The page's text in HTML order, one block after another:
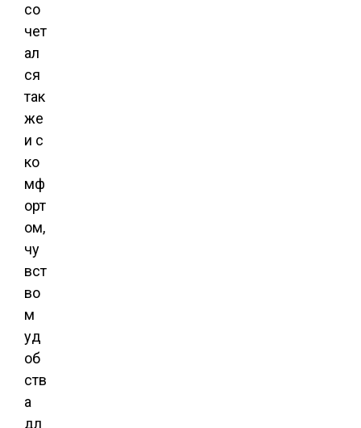
со
чет
ал
ся
так
же
и с
ко
мф
орт
ом,
чу
вст
во
м
уд
об
ств
а
дл